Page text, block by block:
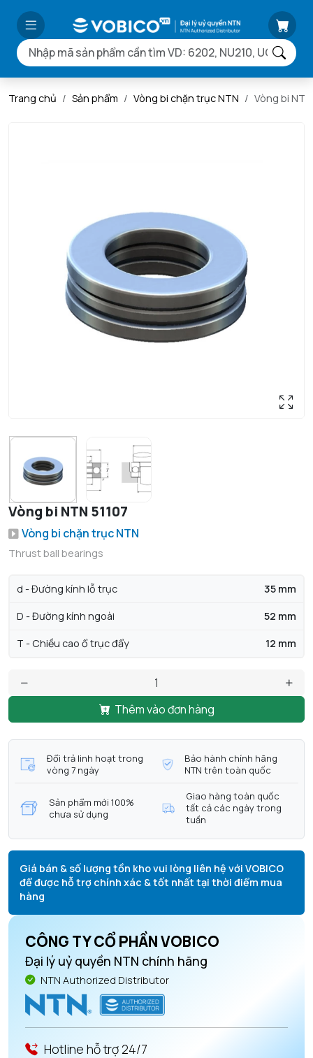
Trang chủ Sản phẩm Vòng bi chặn trục NTN Vòng bi
Vòng bi NTN 51107
Vòng bi chặn trục NTN
Thrust ball bearings
d - Đường kính lỗ trục 35 mm
D - Đường kính ngoài 52 mm
T - Chiều cao ổ trục đẩy 12 mm
Thêm vào đơn hàng
Đổi trả linh hoạt trong
vòng 7 ngày
Bảo hành chính hãng
NTN trên toàn quốc
Sản phẩm mới 100%
chưa sử dụng
Giao hàng toàn quốc
tất cả các ngày trong
tuần
Giá bán & số lượng tồn kho vui lòng liên hệ với VOBICO
để được hỗ trợ chính xác & tốt nhất tại thời điểm mua
hàng
CÔNG TY CỔ PHẦN VOBICO
Đại lý uỷ quyền NTN chính hãng
NTN Authorized Distributor
Hotline hỗ trợ 24/7